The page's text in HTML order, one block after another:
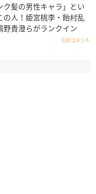
ク髪の男性キャラ」とい
の人！姫宮桃李・飴村乱
野貴澄らがランクイン
100コメント